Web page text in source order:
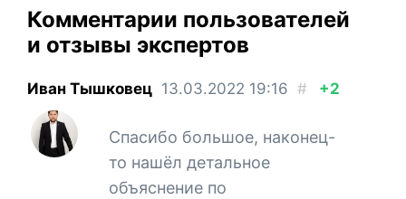
Комментарии пользователей
и отзывы экспертов
Иван Тышковец 13.03.2022 19:16 # +2
Спасибо большое, наконец-
то нашёл детальное
объяснение по